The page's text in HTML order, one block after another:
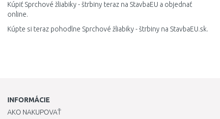
Kúpiť Sprchové žliabiky - štrbiny teraz na StavbaEU a objednať
online.
Kúpte si teraz pohodlne Sprchové žliabiky - štrbiny na StavbaEU.sk.
INFORMÁCIE
AKO NAKUPOVAŤ